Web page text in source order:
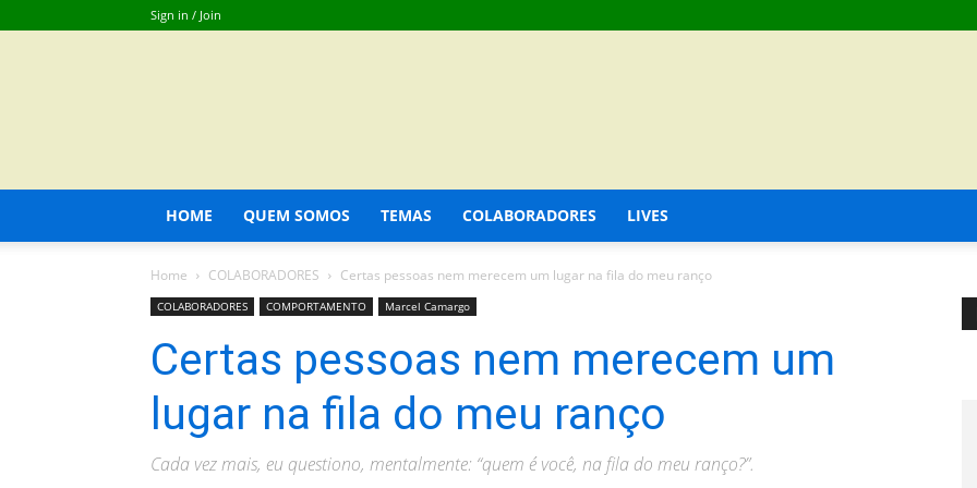
Sign in / Join
HOME QUEM SOMOS TEMAS COLABORADORES LIVES
Home COLABORADORES Certas pessoas nem merecem um lugar na fila do meu ranço
COLABORADORES COMPORTAMENTO Marcel Camargo
Certas pessoas nem merecem um
lugar na fila do meu ranço
Cada vez mais, eu questiono, mentalmente: “quem é você, na fila do meu ranço?”.